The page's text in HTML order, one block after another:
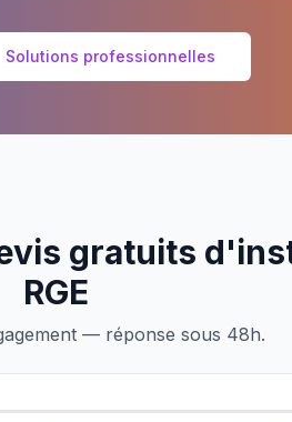
Solutions professionnelles
gratuits
RGE
— réponse sous 48h.